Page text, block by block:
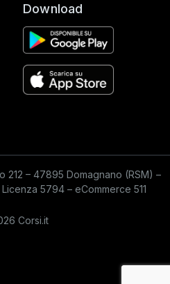
Download
212 – 47895 Domagnano (RSM) –
5794 – eCommerce 511
Corsi.it